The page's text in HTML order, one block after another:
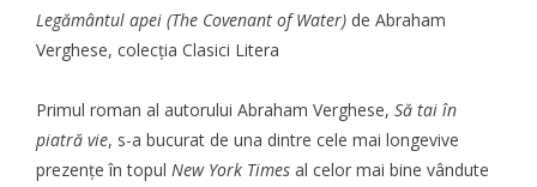
Legământul apei (The Covenant of Water) de Abraham
Verghese, colecția Clasici Litera
Primul roman al autorului Abraham Verghese, Să tai în
piatră vie, s-a bucurat de una dintre cele mai longevive
prezențe în topul New York Times al celor mai bine vândute